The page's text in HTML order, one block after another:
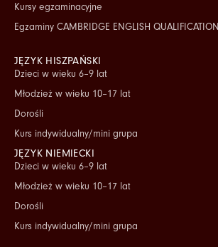
Kursy egzaminacyjne
Egzaminy CAMBRIDGE ENGLISH
JĘZYK HISZPAŃSKI
Dzieci w wieku 6–9 lat
Młodzież w wieku 10–17 lat
Dorośli
Kurs indywidualny/mini grupa
JĘZYK NIEMIECKI
Dzieci w wieku 6–9 lat
Młodzież w wieku 10–17 lat
Dorośli
Kurs indywidualny/mini grupa